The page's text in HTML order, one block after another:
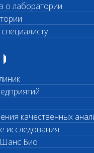
о лаборатории
качественных
исследования
Био